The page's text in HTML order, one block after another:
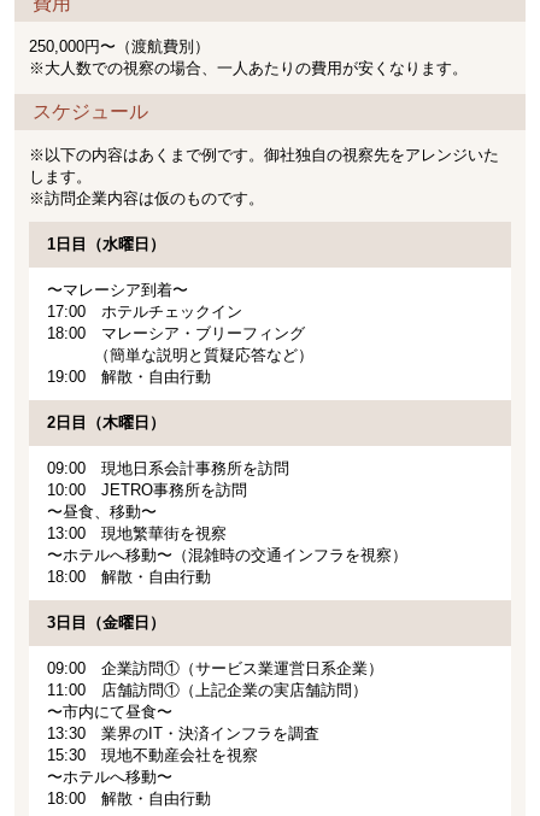
250,000円〜（渡航費別）
※大人数での視察の場合、一人あたりの費用が安くなります。
スケジュール
※以下の内容はあくまで例です。御社独自の視察先をアレンジいた
します。
※訪問企業内容は仮のものです。
1日目（水曜日）
〜マレーシア到着〜
17:00 ホテルチェックイン
18:00 マレーシア・ブリーフィング
（簡単な説明と質疑応答など）
19:00 解散・自由行動
2日目（木曜日）
09:00 現地日系会計事務所を訪問
10:00 JETRO事務所を訪問
〜昼食、移動〜
13:00 現地繁華街を視察
〜ホテルへ移動〜（混雑時の交通インフラを視察）
18:00 解散・自由行動
3日目（金曜日）
09:00 企業訪問①（サービス業運営日系企業）
11:00 店舗訪問①（上記企業の実店舗訪問）
〜市内にて昼食〜
13:30 業界のIT・決済インフラを調査
15:30 現地不動産会社を視察
〜ホテルへ移動〜
18:00 解散・自由行動